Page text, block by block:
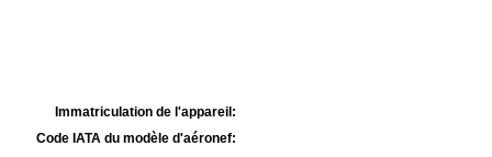
Immatriculation de l'appareil:
Code IATA du modèle d'aéronef: